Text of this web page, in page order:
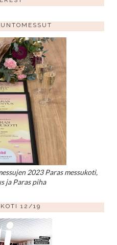
2023 Paras messukoti,
ja Paras piha
12/19